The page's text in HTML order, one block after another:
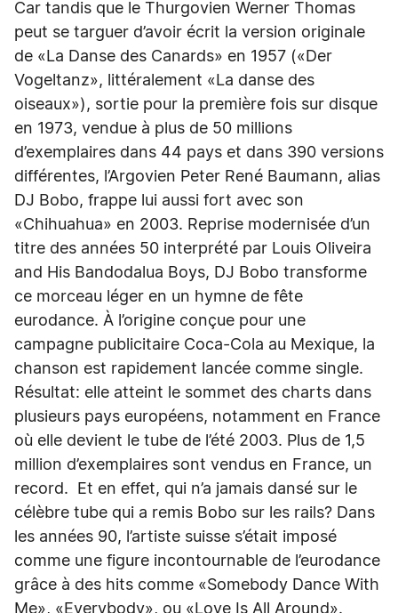
Car tandis que le Thurgovien Werner Thomas
peut se targuer d’avoir écrit la version originale
de «La Danse des Canards» en 1957 («Der
Vogeltanz», littéralement «La danse des
oiseaux»), sortie pour la première fois sur disque
en 1973, vendue à plus de 50 millions
d’exemplaires dans 44 pays et dans 390 versions
différentes, l’Argovien Peter René Baumann, alias
DJ Bobo, frappe lui aussi fort avec son
«Chihuahua» en 2003. Reprise modernisée d’un
titre des années 50 interprété par Louis Oliveira
and His Bandodalua Boys, DJ Bobo transforme
ce morceau léger en un hymne de fête
eurodance. À l’origine conçue pour une
campagne publicitaire Coca-Cola au Mexique, la
chanson est rapidement lancée comme single.
Résultat: elle atteint le sommet des charts dans
plusieurs pays européens, notamment en France
où elle devient le tube de l’été 2003. Plus de 1,5
million d’exemplaires sont vendus en France, un
record. Et en effet, qui n’a jamais dansé sur le
célèbre tube qui a remis Bobo sur les rails? Dans
les années 90, l’artiste suisse s’était imposé
comme une figure incontournable de l’eurodance
grâce à des hits comme «Somebody Dance With
Me», «Everybody», ou «Love Is All Around».